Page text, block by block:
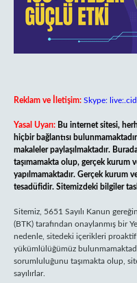
Reklam ve İletişim: Skype:
Yasal Uyarı: Bu internet sitesi,
hiçbir bağlantısı
makaleler paylaşılmaktadır.
taşımamakta olup, gerçek kurum
yapılmamaktadır. Gerçek kurum
tesadüfidir. Sitemizdeki bilgiler
Sitemiz, 5651 Sayılı Kanun
(BTK) tarafından onaylanmış bir
nedenle, sitedeki içerikleri
yükümlülüğümüz
sorumluluğunu taşımakta olup,
sayılırlar.